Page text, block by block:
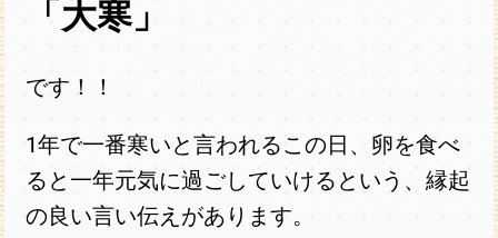
「大寒」
です！！
1年で一番寒いと言われるこの日、卵を食べ
ると一年元気に過ごしていけるという、縁起
の良い言い伝えがあります。